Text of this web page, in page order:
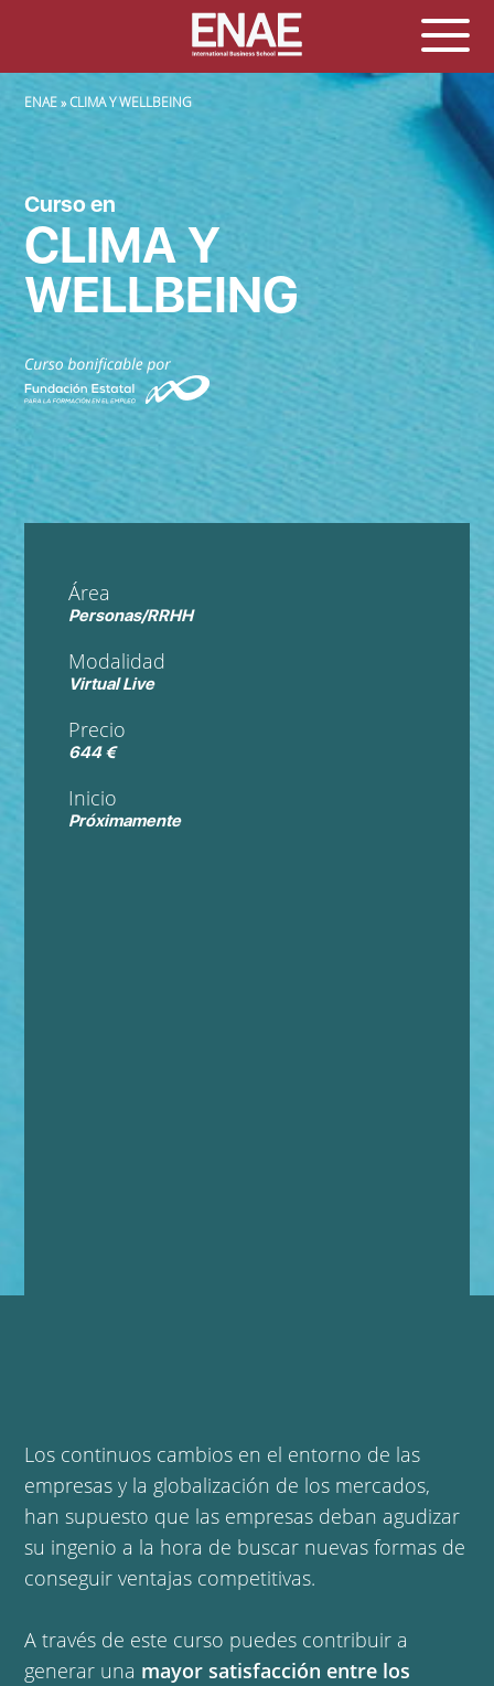
SOBRESCRIBIR ENLACES DE AYUDA A LA NAVEGACIÓN
ENAE CLIMA Y WELLBEING
Curso en
CLIMA Y
WELLBEING
Área
Personas/RRHH
Modalidad
Virtual Live
Precio
644 €
Inicio
Próximamente
Los continuos cambios en el entorno de las
empresas y la globalización de los mercados,
han supuesto que las empresas deban agudizar
su ingenio a la hora de buscar nuevas formas de
conseguir ventajas competitivas.
A través de este curso puedes contribuir a
generar una mayor satisfacción entre los